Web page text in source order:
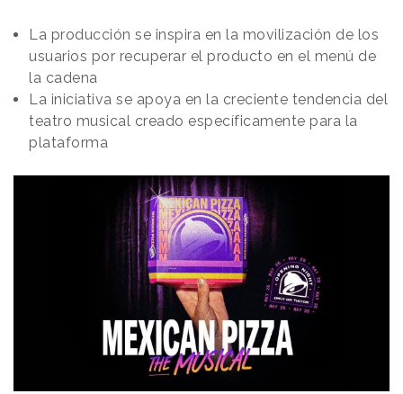
La producción se inspira en la movilización de los
usuarios por recuperar el producto en el menú de
la cadena
La iniciativa se apoya en la creciente tendencia del
teatro musical creado específicamente para la
plataforma